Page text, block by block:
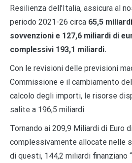
Resilienza dell’Italia, assicura al
periodo 2021-26 circa 65,5
sovvenzioni e 127,6 miliardi di
complessivi 193,1 miliardi.
Con le revisioni delle previsioni
Commissione e il cambiamento
calcolo degli importi, le risorse
salite a 196,5 miliardi.
Tornando ai 209,9 Miliardi di Euro
complessivamente allocate nelle
di questi, 144,2 miliardi finanziano